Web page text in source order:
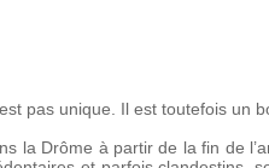
pas unique. Il est toutefois un
la Drôme à partir de la fin de